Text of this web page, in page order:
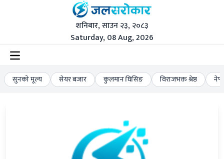
शनिबार, साउन २३, २०८३
Saturday, 08 Aug, 2026
सुनको मूल्य सेयर बजार कुलमान घिसिङ विराजभक्त श्रेष्ठ